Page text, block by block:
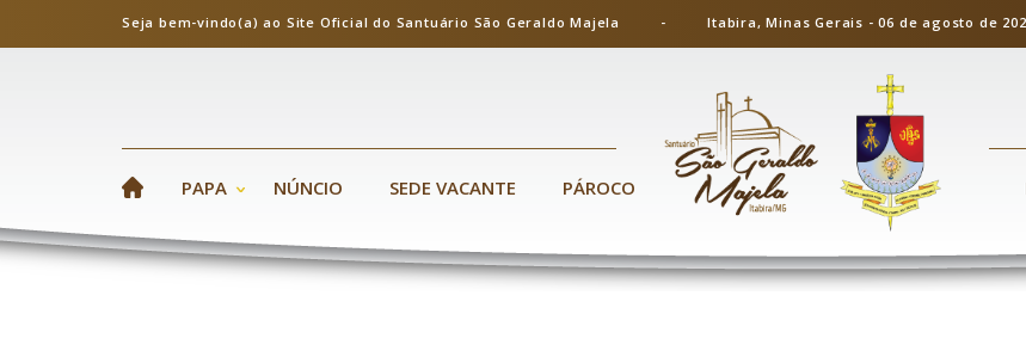
Seja bem-vindo(a) ao Site Oficial do Santuário São Geraldo Majela - Itabira, Minas Gerais - 06 de agosto
PAPA NÚNCIO SEDE VACANTE PÁROCO